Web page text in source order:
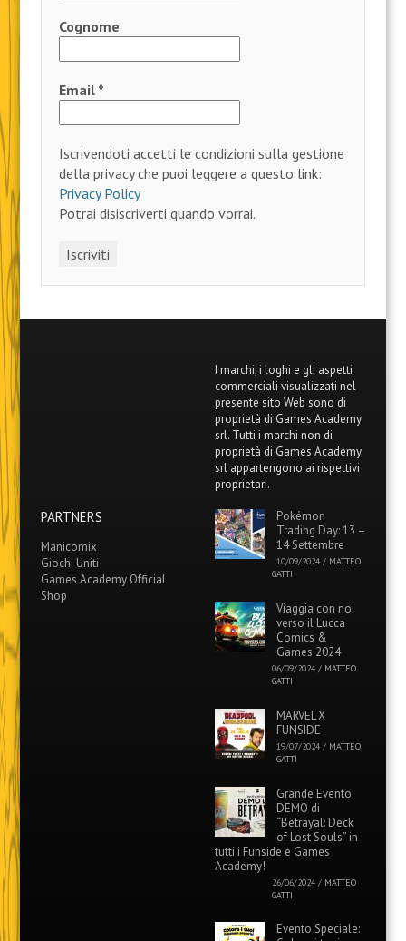
Cognome
Email *
Iscrivendoti accetti le condizioni sulla gestione
della privacy che puoi leggere a questo link:
Privacy Policy
Potrai disiscriverti quando vorrai.
I marchi, i loghi e gli aspetti
commerciali visualizzati nel
presente sito Web sono di
proprietà di Games Academy
srl. Tutti i marchi non di
proprietà di Games Academy
srl appartengono ai rispettivi
proprietari.
PARTNERS
Manicomix
Giochi Uniti
Games Academy Official
Shop
Pokémon
Trading Day: 13 –
14 Settembre
10/09/2024 / MATTEO
GATTI
Viaggia con noi
verso il Lucca
Comics &
Games 2024
06/09/2024 / MATTEO
GATTI
MARVEL X
FUNSIDE
19/07/2024 / MATTEO
GATTI
Grande Evento
DEMO di
“Betrayal: Deck
of Lost Souls” in
tutti i Funside e Games
Academy!
26/06/2024 / MATTEO
GATTI
Evento Speciale: